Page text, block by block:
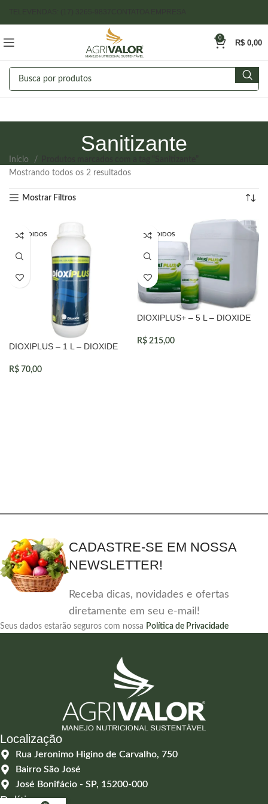
0 R$0,00
Sanitizante
Início
Mostrando todos os 2 resultados
Mostrar Filtros
VENDIDOS
DIOXIPLUS – 1 L – DIOXIDE
R$ 70,00
VENDIDOS
DIOXIPLUS+ – 5 L – DIOXIDE
R$ 215,00
CADASTRE-SE EM NOSSA
NEWSLETTER!
Receba dicas, novidades e ofertas
diretamente em seu e-mail!
Seus dados estarão seguros com nossa Política de Privacidade
Localização
Rua Jeronimo Higino de Carvalho, 750
Bairro São José
José Bonifácio - SP, 15200-000
Políticas